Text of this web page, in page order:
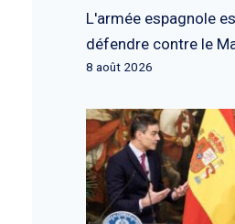
L'armée espagnole
défendre contre le
8 août 2026